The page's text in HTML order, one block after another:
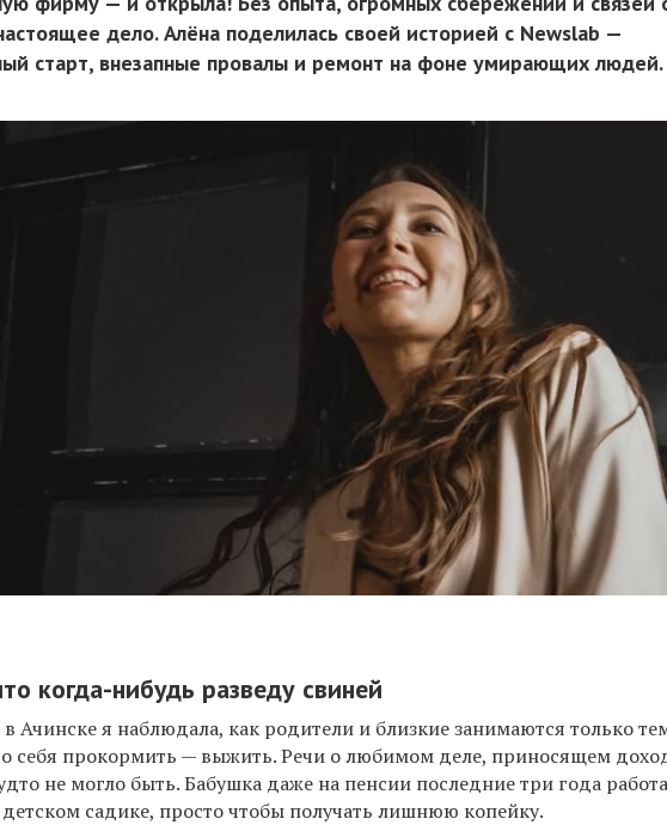
дело. Алёна поделилась своей историей с Newslab —
старт, внезапные провалы и ремонт на фоне умирающих людей.
когда-нибудь разведу свиней
в Ачинске я наблюдала, как родители и близкие занимаются только
себя прокормить — выжить. Речи о любимом деле, приносящем
не могло быть. Бабушка даже на пенсии последние три года
садике, просто чтобы получать лишнюю копейку.